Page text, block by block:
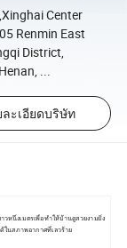
Center
Renmin East
District,
...
ะเอียดบริษัท
หนึ่งเมตรเพื่อทำให้บ้านดูสวยงามยิ่ง
ในสภาพอากาศที่เลวร้าย